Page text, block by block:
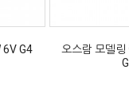
6V G4
오스람 모델